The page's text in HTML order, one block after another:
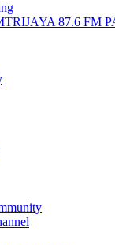
TRIJAYA 87.6 FM